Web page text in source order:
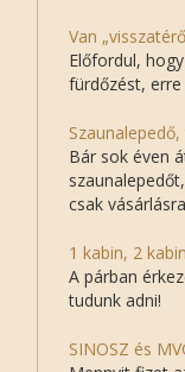
Van
Előfordul,
fürdőzést,
Bár sok éven
csak
1 kabin, 2
A párban
tudunk adni!
SINOSZ és